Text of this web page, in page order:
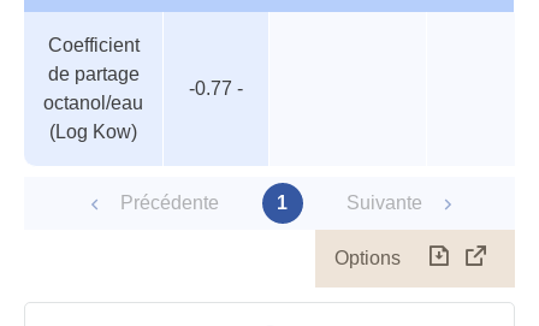
des
paramètres
valeur
Coefficient
de partage
octanol/eau
(Log Kow)
-0.77 -
Précédente 1 Suivante
Options
le